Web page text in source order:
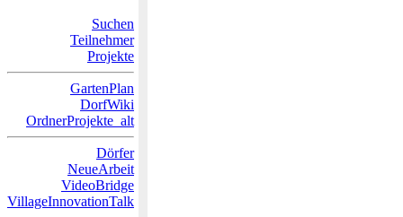
Suchen
Teilnehmer
Projekte
GartenPlan
DorfWiki
OrdnerProjekte_alt
Dörfer
NeueArbeit
VideoBridge
VillageInnovationTalk